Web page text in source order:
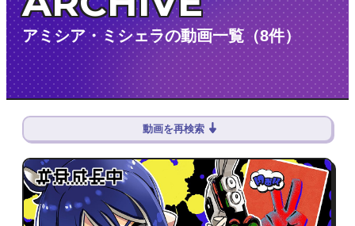
アミシア・ミシェラの動画一覧（8件）
動画を再検索